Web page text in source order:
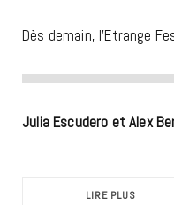
Dès demain, l’Etrange
Julia Escudero et Alex
LIRE PLUS